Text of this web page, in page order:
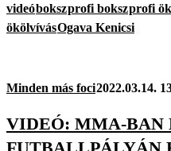
videóbokszprofi bokszprofi
ökölvívásOgava Kenicsi
Minden más foci2022.03.14.
VIDEÓ: MMA-BAN